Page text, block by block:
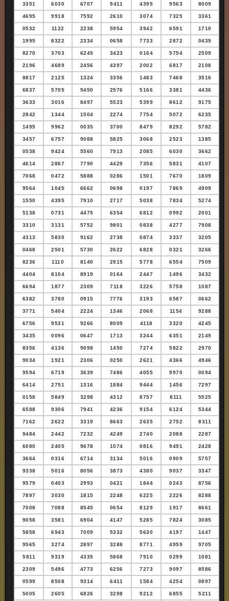
3351 6030 6707 9411 4395 9563 8009
4695 9918 7592 2610 3074 7325 3361
0532 1122 2238 5954 3942 6591 1710
1995 8322 2334 0658 7733 2872 0439
8270 3703 6245 3423 0164 5754 2509
2196 4689 2456 4397 2002 6817 2108
8817 2125 1324 3356 1483 7468 3516
6837 5705 9450 2576 5166 3381 4436
3633 3016 8497 5523 5399 8612 9175
2842 1344 1504 2274 7754 5072 6235
1495 9962 0035 3700 8479 8292 5782
3457 6757 9088 5825 3068 2523 1385
0538 9424 5560 7913 2085 6030 3662
4614 2867 7790 4429 7356 5831 4107
7068 0472 5888 0286 1501 7670 1809
9564 1045 6662 0698 0197 7869 4909
1550 4395 7910 2717 5038 7834 5274
5138 0731 4475 6354 6812 0992 2001
3310 3131 5752 9801 0838 4277 7908
4313 5830 9162 2738 0874 3337 3205
0468 2501 5730 2622 6828 0321 3266
8236 1110 8140 2915 5778 6554 7509
4404 8104 8919 0164 2447 1496 3432
6694 1877 2309 7118 3226 5758 1087
6382 3780 0915 7776 3193 6587 0662
3771 5404 2224 1346 2068 1154 9288
6756 9531 9266 8009 4118 3320 4245
3435 0096 0647 1713 3244 6351 2149
8356 4136 9098 1450 7274 5822 2970
9034 1921 2306 0250 2621 4366 4946
9594 6719 3639 7486 4055 9970 0094
6414 2751 1316 1884 9444 1456 7297
0158 5849 3298 4312 8757 8111 5525
6588 9306 7941 4236 9154 6124 5344
7162 2622 3319 8663 2635 2752 8311
9484 2442 7232 4249 2740 2088 2287
6080 2405 9678 1074 0816 9491 2428
3664 0316 6714 3134 5016 0909 5757
9338 5016 8056 3873 4380 9037 3347
9579 0403 2993 0421 1844 0243 8756
7897 3030 1815 2248 6225 2226 8288
7008 7088 8545 0654 8129 1917 8661
9058 3581 6904 4147 5285 7824 3085
5858 6943 7009 5332 5630 4197 1447
9565 3274 2897 3288 8771 4959 9705
5811 9319 4335 5868 7910 0299 1081
2309 5496 4773 6256 7273 9097 8586
0599 8508 9314 6411 1584 4254 0897
5005 2605 6826 3298 9212 6855 5211